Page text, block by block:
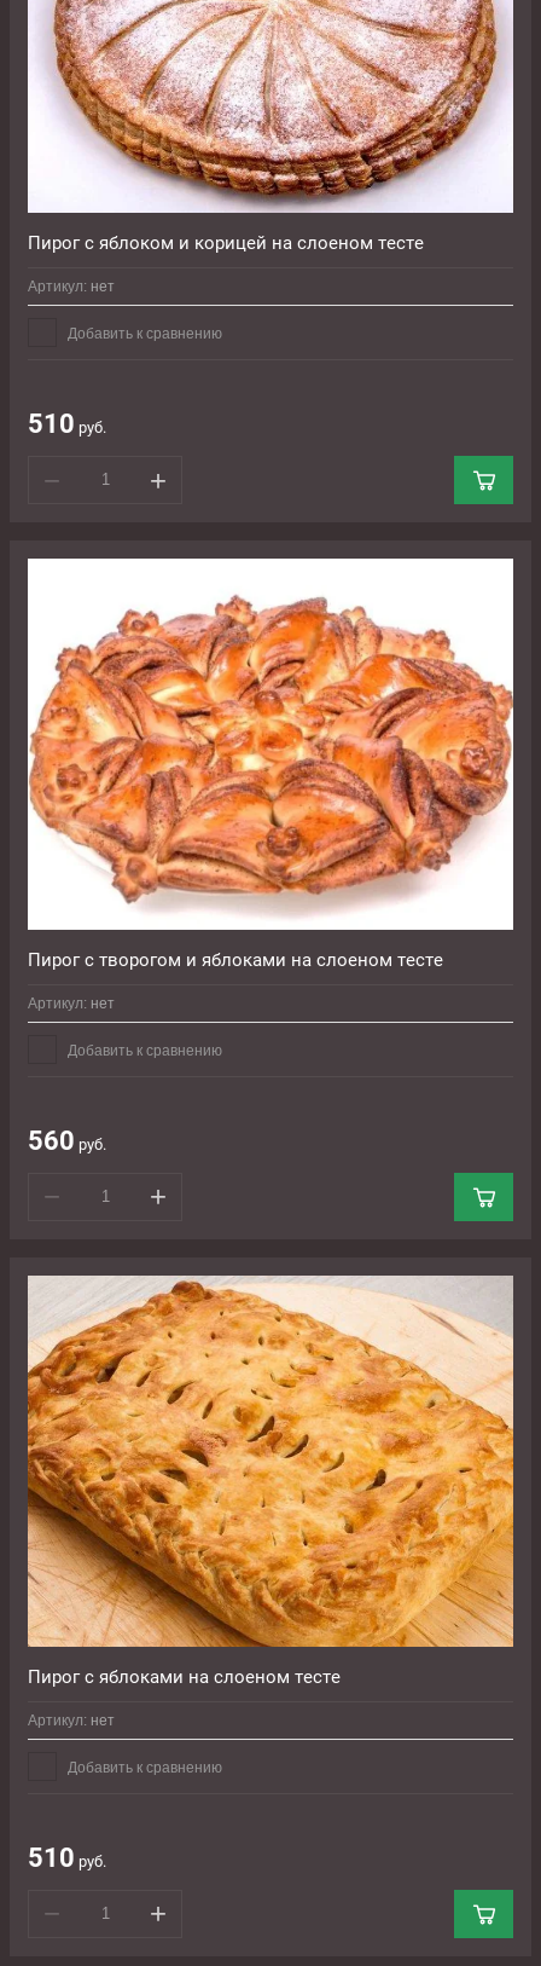
Пирог с яблоком и корицей на слоеном тесте
Артикул: нет
Добавить к сравнению
510 руб.
− +
Пирог с творогом и яблоками на слоеном тесте
Артикул: нет
Добавить к сравнению
560 руб.
− +
Пирог с яблоками на слоеном тесте
Артикул: нет
Добавить к сравнению
510 руб.
− +